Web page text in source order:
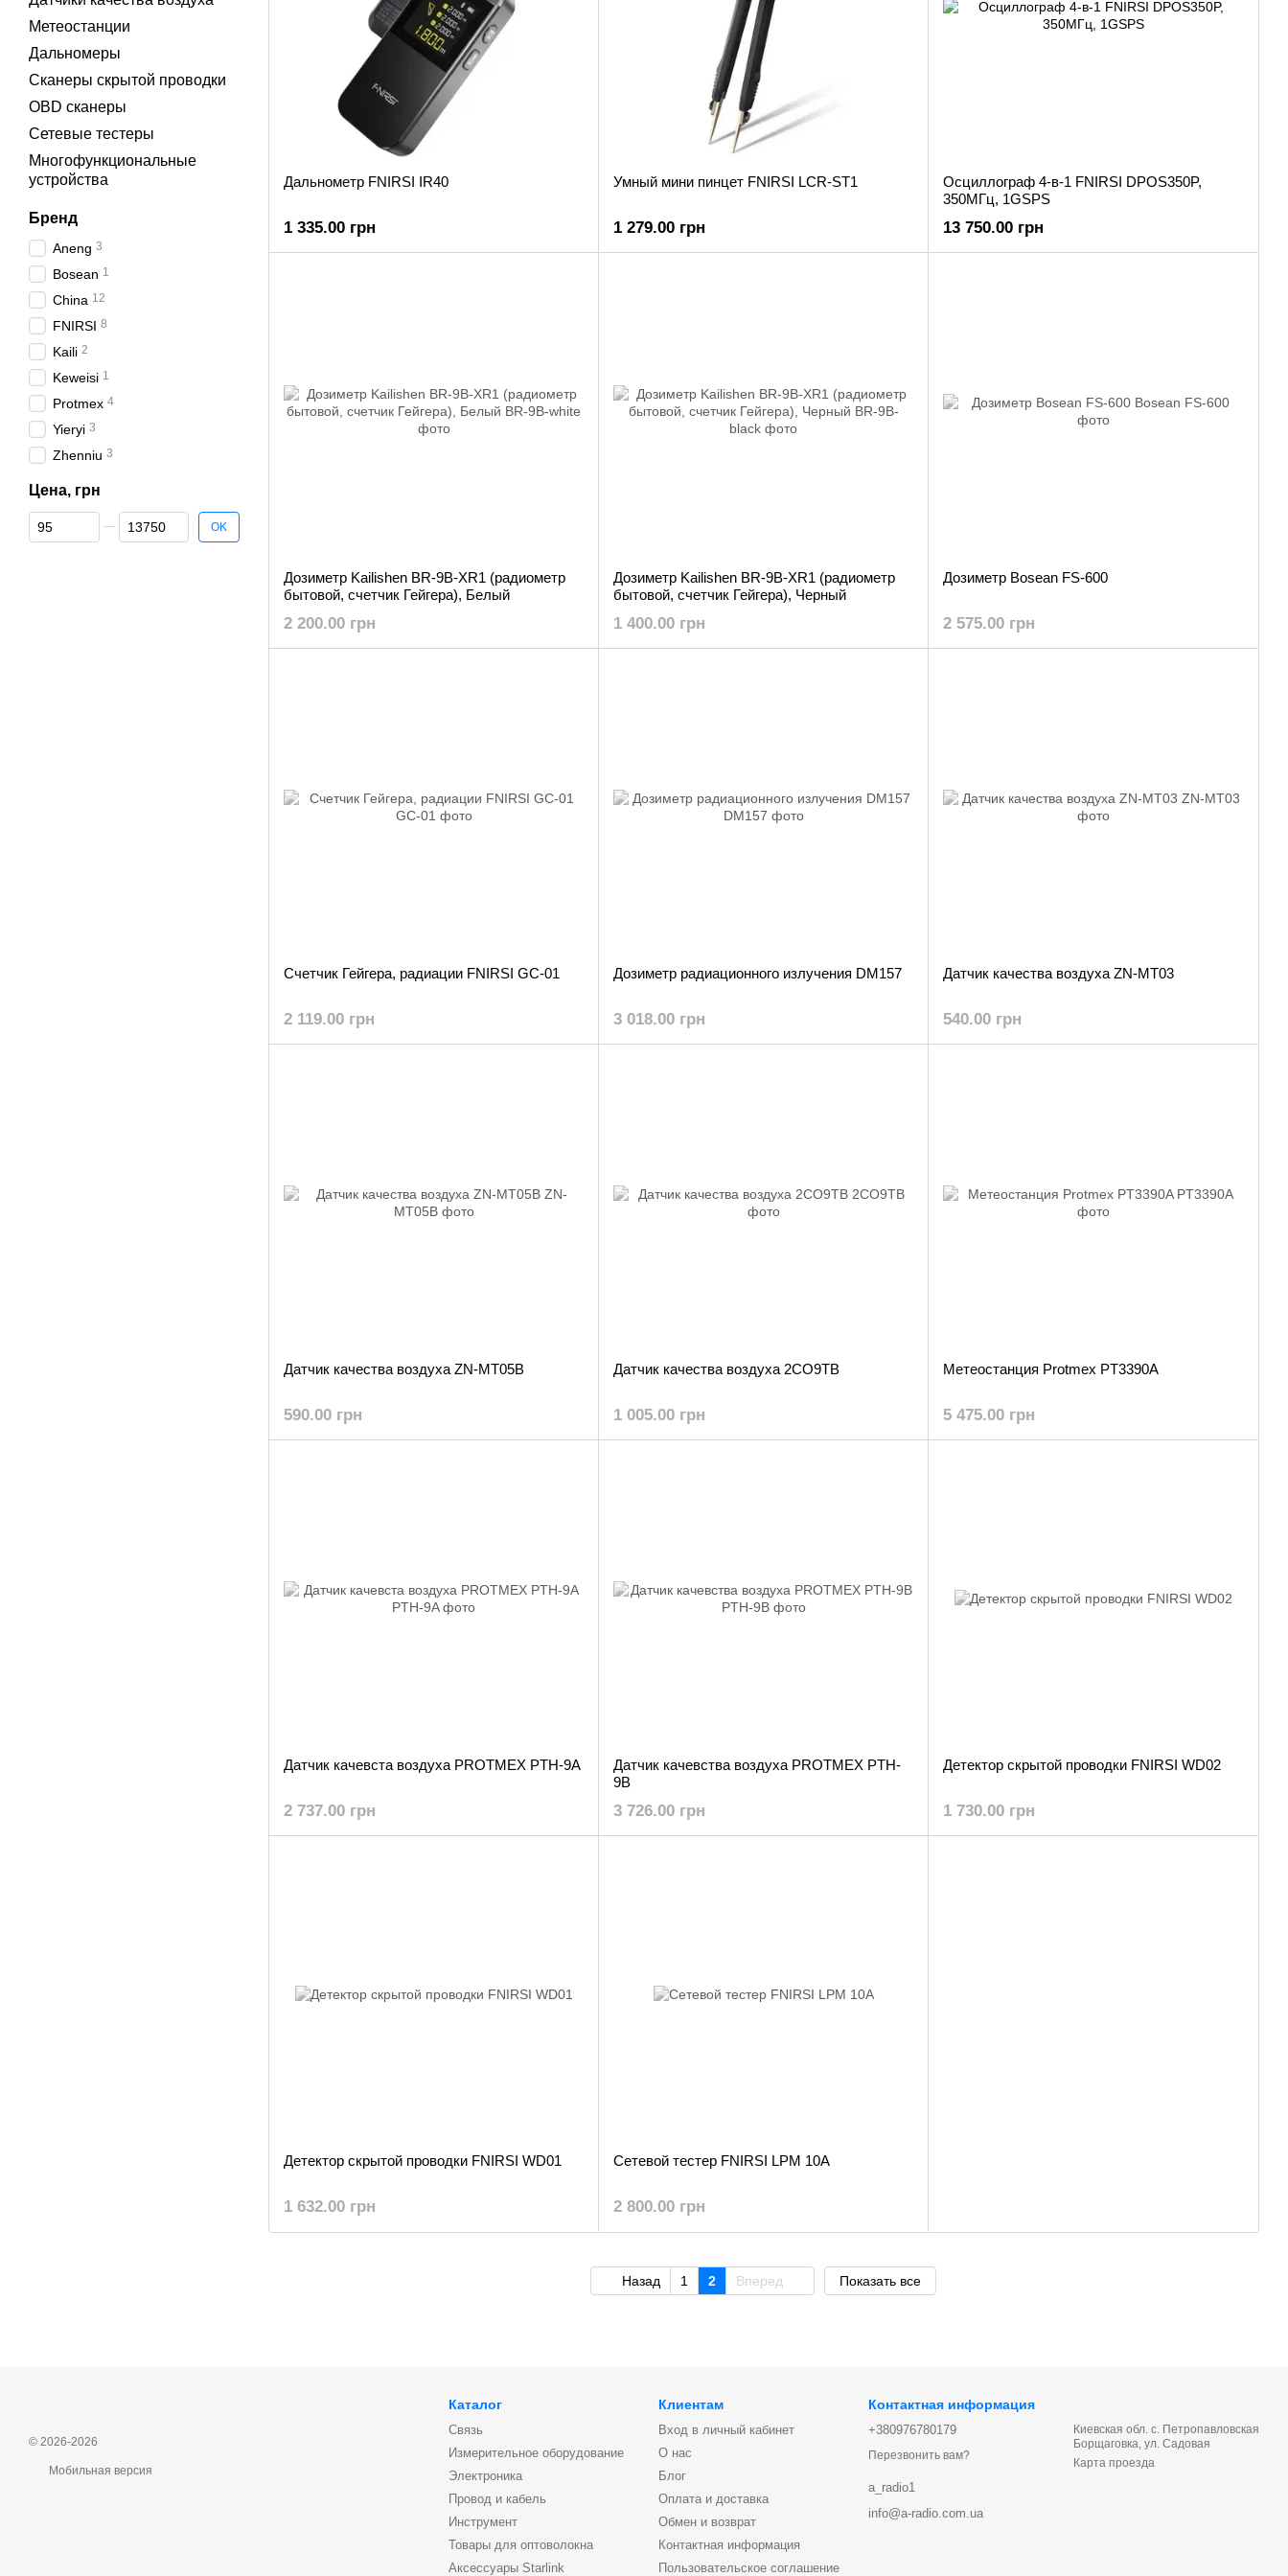
Дальнометр FNIRSI IR40
1 335.00 грн
Умный мини пинцет FNIRSI LCR-ST1
1 279.00 грн
Осциллограф 4-в-1 FNIRSI DPOS350P,
350МГц, 1GSPS
13 750.00 грн
Дозиметр Kailishen BR-9B-XR1 (радиометр
бытовой, счетчик Гейгера), Белый
2 200.00 грн
Дозиметр Kailishen BR-9B-XR1 (радиометр
бытовой, счетчик Гейгера), Черный
1 400.00 грн
Дозиметр Bosean FS-600
2 575.00 грн
Счетчик Гейгера, радиации FNIRSI GC-01
2 119.00 грн
Дозиметр радиационного излучения DM157
3 018.00 грн
Датчик качества воздуха ZN-MT03
540.00 грн
Датчик качества воздуха ZN-MT05B
590.00 грн
Датчик качества воздуха 2CO9TB
1 005.00 грн
Метеостанция Protmex PT3390A
5 475.00 грн
Датчик качевста воздуха PROTMEX PTH-9A
2 737.00 грн
Датчик качевства воздуха PROTMEX PTH-
9B
3 726.00 грн
Детектор скрытой проводки FNIRSI WD02
1 730.00 грн
Детектор скрытой проводки FNIRSI WD01
1 632.00 грн
Сетевой тестер FNIRSI LPM 10A
2 800.00 грн
Назад 1 2 Вперед Показать все
Метеостанции
Дальномеры
Сканеры скрытой проводки
OBD сканеры
Сетевые тестеры
Многофункциональные
устройства
Бренд
Aneng 3
Bosean 1
China 12
FNIRSI 8
Kaili 2
Keweisi 1
Protmex 4
Yieryi 3
Zhenniu 3
Цена, грн
От Цена, грн
До Цена, грн OK
© 2026-2026
Мобильная версия
Каталог
Связь
Измерительное оборудование
Электроника
Провод и кабель
Инструмент
Товары для оптоволокна
Аксессуары Starlink
Клиентам
Вход в личный кабинет
О нас
Блог
Оплата и доставка
Обмен и возврат
Контактная информация
Пользовательское соглашение
Контактная информация
+380976780179
Перезвонить вам?
a_radio1
info@a-radio.com.ua
Киевская обл. с. Петропавловская
Борщаговка, ул. Садовая
Карта проезда